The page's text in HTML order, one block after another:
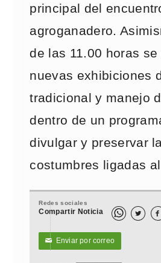
principal del
agroganadero.
de las 11.00 horas
nuevas exhibiciones
tradicional y manejo
dentro de un
divulgar y preservar
costumbres ligadas
Redes sociales
Compartir Noticia  
✉ Enviar por correo